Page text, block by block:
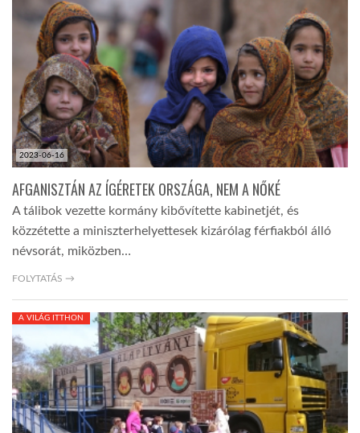
HÍR3D
TROPICALMAGAZIN
GLOBOTV
AFRIKA TUDÁSTÁR
LINKTR.EE
GLOBOZSARU
DOBRAVERO.HU
LATIMO.HU
2023-06-16
AFGANISZTÁN AZ ÍGÉRETEK ORSZÁGA, NEM A NŐKÉ
A tálibok vezette kormány kibővítette kabinetjét, és
közzétette a miniszterhelyettesek kizárólag férfiakból álló
névsorát, miközben…
FOLYTATÁS →
A VILÁG ITTHON